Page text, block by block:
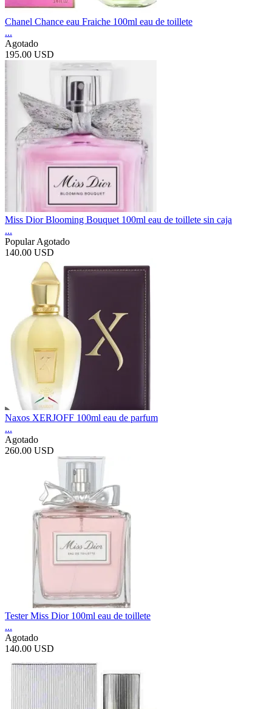
Chanel Chance eau Fraiche 100ml eau de toillete
...
Agotado
195.00 USD
Miss Dior Blooming Bouquet 100ml eau de toillete sin caja
...
PopularAgotado
140.00 USD
Naxos XERJOFF 100ml eau de parfum
...
Agotado
260.00 USD
Tester Miss Dior 100ml eau de toillete
...
Agotado
140.00 USD